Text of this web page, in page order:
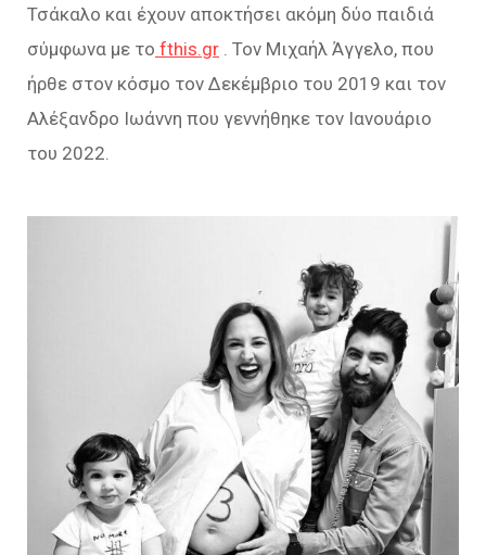
Τσάκαλο και έχουν αποκτήσει ακόμη δύο παιδιά
σύμφωνα με το fthis.gr . Τον Μιχαήλ Άγγελο, που
ήρθε στον κόσμο τον Δεκέμβριο του 2019 και τον
Αλέξανδρο Ιωάννη που γεννήθηκε τον Ιανουάριο
του 2022.